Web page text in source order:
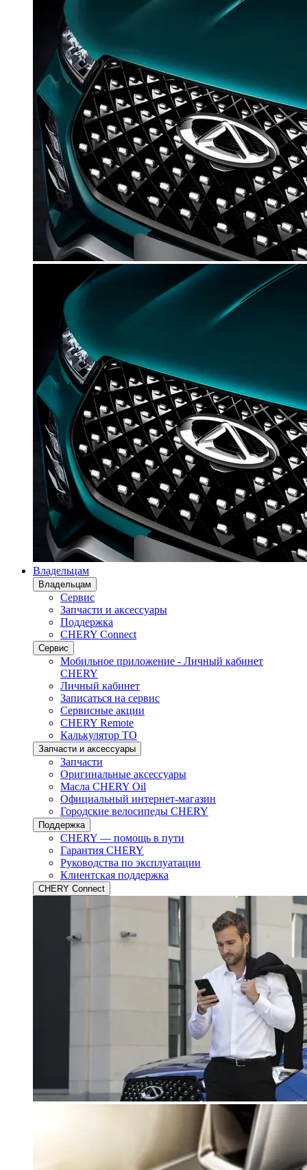
Владельцам
Владельцам
Сервис
Запчасти и аксессуары
Поддержка
CHERY Connect
Сервис
Мобильное приложение - Личный кабинет
CHERY
Личный кабинет
Записаться на сервис
Сервисные акции
CHERY Remote
Калькулятор ТО
Запчасти и аксессуары
Запчасти
Оригинальные аксессуары
Масла CHERY Oil
Официальный интернет-магазин
Городские велосипеды CHERY
Поддержка
CHERY — помощь в пути
Гарантия CHERY
Руководства по эксплуатации
Клиентская поддержка
CHERY Connect